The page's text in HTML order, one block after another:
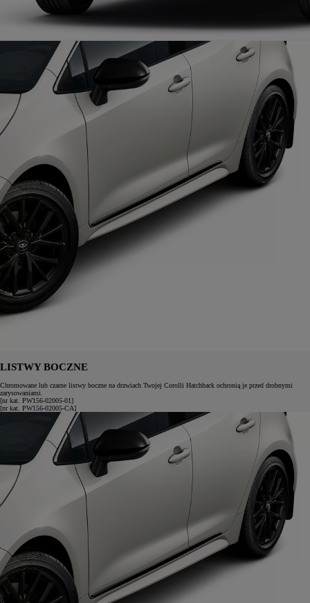
LISTWY BOCZNE
Chromowane lub czarne listwy boczne na drzwiach Twojej Corolli Hatchback ochronią je przed drobnymi
zarysowaniami.
[nr kat. PW156-02005-01]
[nr kat. PW156-02005-CA]